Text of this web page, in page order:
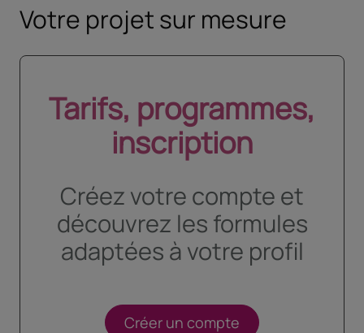
Votre projet sur mesure
Tarifs, programmes,
inscription
Créez votre compte et
découvrez les formules
adaptées à votre profil
Créer un compte